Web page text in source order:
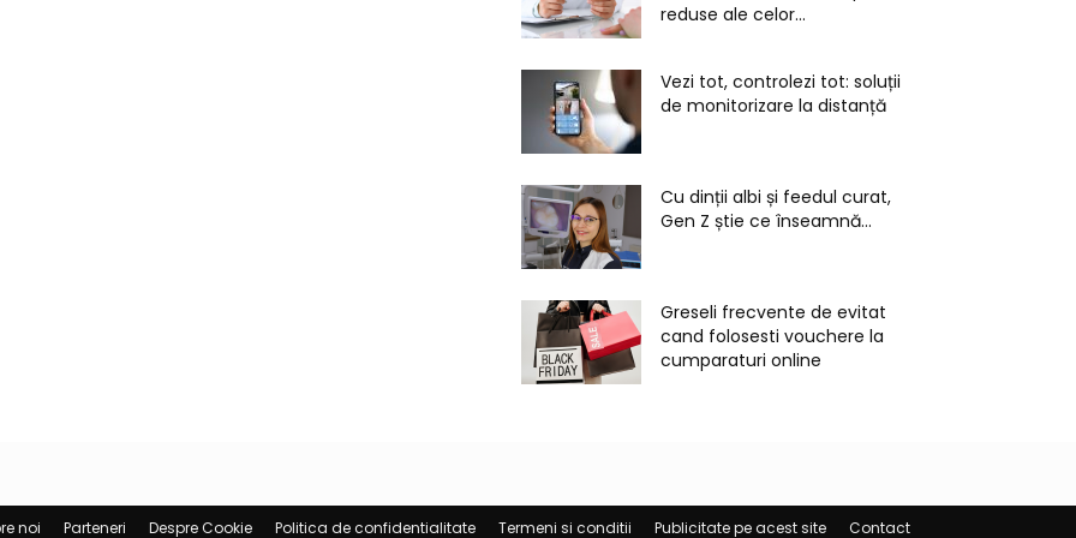
reduse ale celor...
Vezi tot, controlezi tot: soluții
de monitorizare la distanță
Cu dinții albi și feedul curat,
Gen Z știe ce înseamnă...
Greseli frecvente de evitat
cand folosesti vouchere la
cumparaturi online
noi Parteneri Despre Cookie Politica de confidentialitate Termeni si conditii Publicitate pe acest site Contact